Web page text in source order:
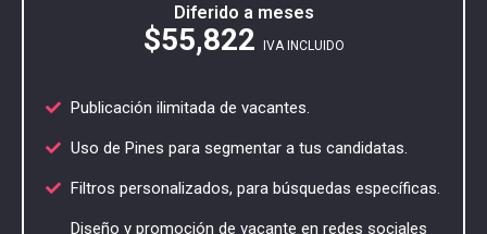
Diferido a meses
$55,822 IVA INCLUIDO
Publicación ilimitada de vacantes.
Uso de Pines para segmentar a tus candidatas.
Filtros personalizados, para búsquedas específicas.
Diseño y promoción de vacante en redes sociales